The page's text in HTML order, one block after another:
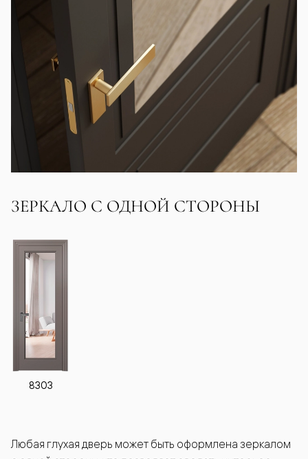
ЗЕРКАЛО С ОДНОЙ СТОРОНЫ
8303
Любая глухая дверь может быть оформлена зеркалом